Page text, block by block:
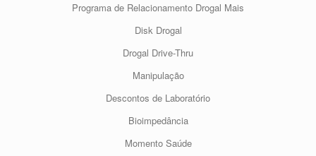
Programa de Relacionamento Drogal Mais
Disk Drogal
Drogal Drive-Thru
Manipulação
Descontos de Laboratório
Bioimpedância
Momento Saúde